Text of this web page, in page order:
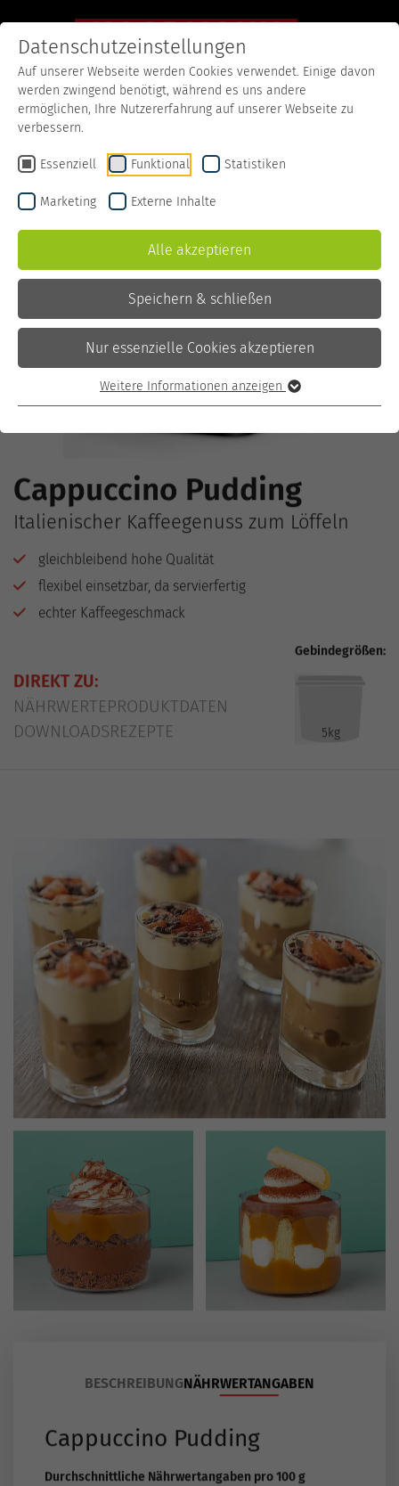
Produkte Desserts/Joghurt
Cappuccino Pudding
Italienischer Kaffeegenuss zum Löffeln
gleichbleibend hohe Qualität
flexibel einsetzbar, da servierfertig
echter Kaffeegeschmack
DIREKT ZU:
NÄHRWERTEPRODUKTDATEN
DOWNLOADSREZEPTE
Gebindegrößen:
5kg
BESCHREIBUNGNÄHRWERTANGABEN
Cappuccino Pudding
Durchschnittliche Nährwertangaben pro 100 g
Datenschutzeinstellungen
Auf unserer Webseite werden Cookies verwendet. Einige davon
werden zwingend benötigt, während es uns andere
ermöglichen, Ihre Nutzererfahrung auf unserer Webseite zu
verbessern.
Essenziell Funktional Statistiken
Marketing Externe Inhalte
Alle akzeptieren
Speichern & schließen
Nur essenzielle Cookies akzeptieren
Weitere Informationen anzeigen